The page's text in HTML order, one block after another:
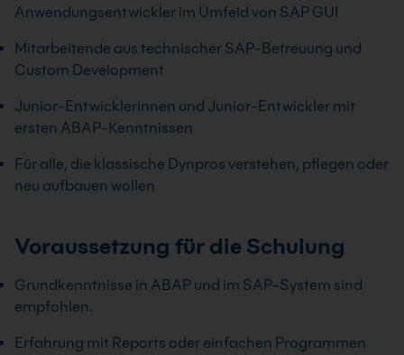
Anwendungsentwickler im Umfeld von SAP GUI
Mitarbeitende aus technischer SAP-Betreuung und
Custom Development
Junior-Entwicklerinnen und Junior-Entwickler mit
ersten ABAP-Kenntnissen
Für alle, die klassische Dynpros verstehen, pflegen oder
neu aufbauen wollen
Voraussetzung für die Schulung
Grundkenntnisse in ABAP und im SAP-System sind
empfohlen.
Erfahrung mit Reports oder einfachen Programmen